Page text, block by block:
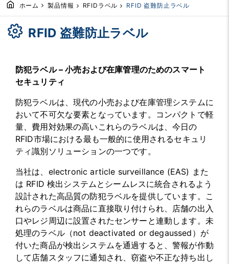
ホーム 製品情報 RFIDラベル RFID 盗難防止ラベル
RFID 盗難防止ラベル
防犯ラベル – 小売および在庫管理のためのスマート
セキュリティ
防犯ラベルは、現代の小売および在庫管理システムに
おいて不可欠な要素となっています。コンパクトで軽
量、費用対効果の高いこれらのラベルは、今日の
RFID市場における最も一般的に使用されるセキュリ
ティ識別ソリューションの一つです。
当社は、electronic article surveillance (EAS) また
は RFID 検出システムとシームレスに統合されるよう
設計された高品質の防犯ラベルを提供しています。こ
れらのラベルは商品に直接取り付けられ、店舗の出入
口やレジ周辺に設置されたセンサーと連動します。未
処理のラベル（not deactivated or degaussed）が
付いた商品が検出システムを通過すると、警報が作動
して店舗スタッフに通知され、窃盗や不正な持ち出し